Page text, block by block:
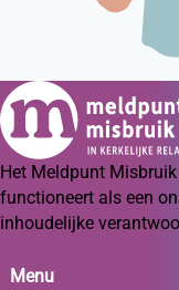
Het Meldpunt
functioneert als een
inhoudelijke
Menu